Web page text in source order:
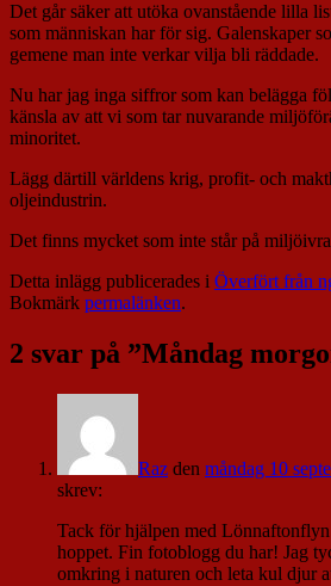
Det går säker att utöka ovanstående lilla
som människan har för sig. Galenskaper
gemene man inte verkar vilja bli räddade.
Nu har jag inga siffror som kan belägga
känsla av att vi som tar nuvarande
minoritet.
Lägg därtill världens krig, profit- och
oljeindustrin.
Det finns mycket som inte står på
Detta inlägg publicerades i Överfört från
Bokmärk permalänken.
2 svar på ”Måndag
Raz den måndag 10
skrev:
Tack för hjälpen med
hoppet. Fin fotoblogg du har! Jag
omkring i naturen och leta kul djur